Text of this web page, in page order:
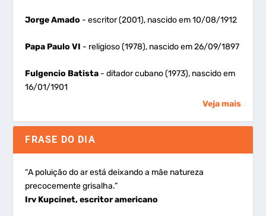
Jorge Amado - escritor (2001), nascido em 10/08/1912
Papa Paulo VI - religioso (1978), nascido em 26/09/1897
Fulgencio Batista - ditador cubano (1973), nascido em
16/01/1901
Veja mais
FRASE DO DIA
“A poluição do ar está deixando a mãe natureza
precocemente grisalha.”
Irv Kupcinet, escritor americano